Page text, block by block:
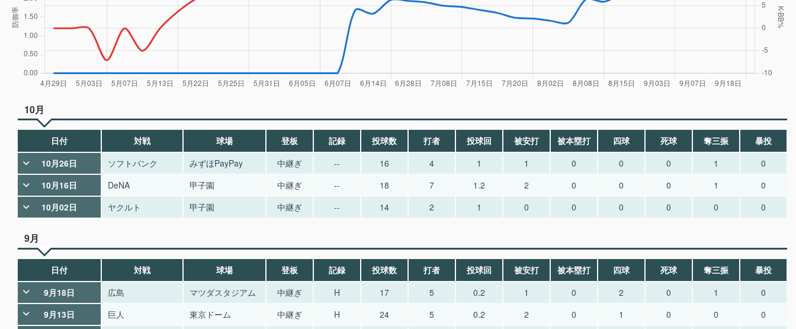
10月
日付 対戦 球場 登板 記録 投球数 打者 投球回 被安打 被本塁打 四球 死球 奪三振
暴投
10月26日
ソフトバンク みずほPayPay 中継ぎ -- 16 4 1 1 0 0 0 1
0
10月16日
DeNA 甲子園 中継ぎ -- 18 7 1.2 2 0 0 0 1
0
10月02日
ヤクルト 甲子園 中継ぎ -- 14 2 1 0 0 0 0 0 0
9月
日付 対戦 球場 登板 記録 投球数 打者 投球回 被安打 被本塁打 四球 死球 奪三振
暴投
9月18日
広島 マツダスタジアム 中継ぎ H 17 5 0.2 1 0 2 0 1
0
9月13日
巨人 東京ドーム 中継ぎ H 24 5 0.2 2 0 1 0 0
0